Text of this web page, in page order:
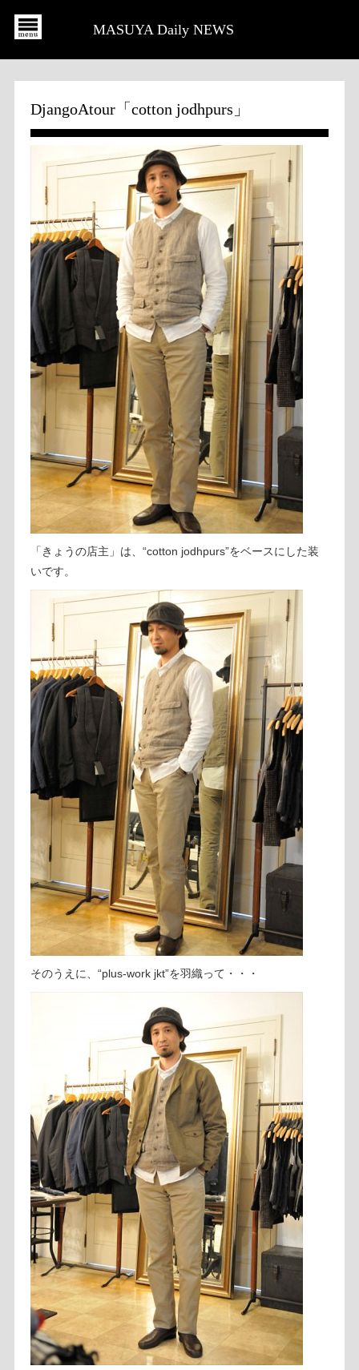
MASUYA Daily NEWS
DjangoAtour「cotton jodhpurs」
「きょうの店主」は、“cotton jodhpurs”をベースにした装
いです。
そのうえに、“plus-work jkt”を羽織って・・・